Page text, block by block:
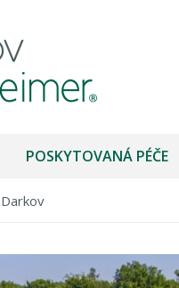
POSKYTOVANÁ PÉČE
Darkov